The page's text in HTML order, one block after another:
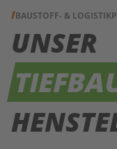
BAUSTOFF- &
UNSER